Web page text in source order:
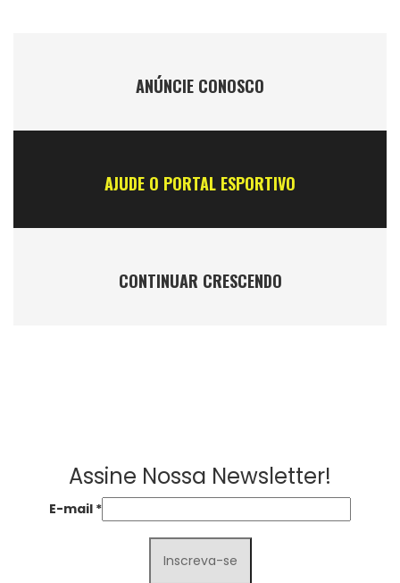
ANÚNCIE CONOSCO
AJUDE O PORTAL ESPORTIVO
CONTINUAR CRESCENDO
Assine Nossa Newsletter!
E-mail *